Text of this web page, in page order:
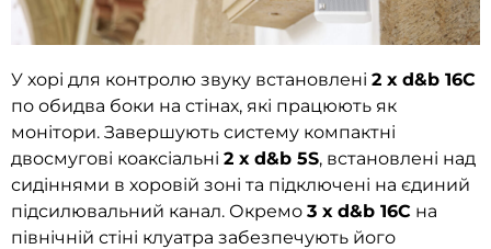
У хорі для контролю звуку встановлені 2 х d&b 16C
по обидва боки на стінах, які працюють як
монітори. Завершують систему компактні
двосмугові коаксіальні 2 х d&b 5S, встановлені над
сидіннями в хоровій зоні та підключені на єдиний
підсилювальний канал. Окремо 3 х d&b 16C на
північній стіні клуатра забезпечують його